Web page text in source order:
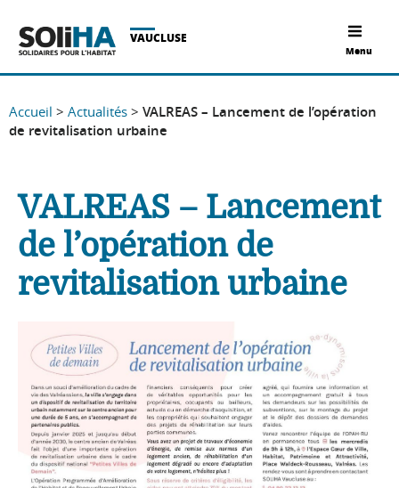
Menu
VAUCLUSE
Accueil > Actualités > VALREAS – Lancement de l’opération
de revitalisation urbaine
VALREAS – Lancement
de l’opération de
revitalisation urbaine